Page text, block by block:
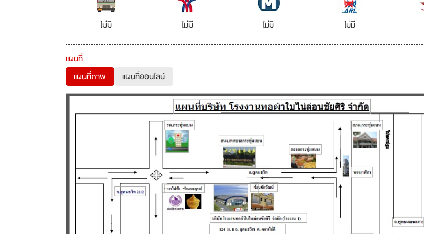
ไม่มี ไม่มี ไม่มี ไม่มี
แผนที่
แผนที่ภาพ
แผนที่ออนไลน์